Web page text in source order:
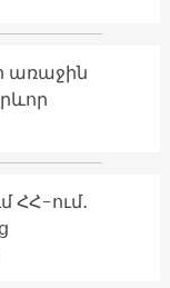
առաջին
ՀՀ-ում․